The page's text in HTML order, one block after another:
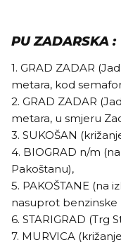
PU ZADARSKA :
1. GRAD ZADAR
metara, kod
2. GRAD ZADAR
metara, u smjeru
3. SUKOŠAN
4. BIOGRAD n/m
Pakoštanu),
5. PAKOŠTANE (na
nasuprot benzinske
6. STARIGRAD (Trg
7. MURVICA